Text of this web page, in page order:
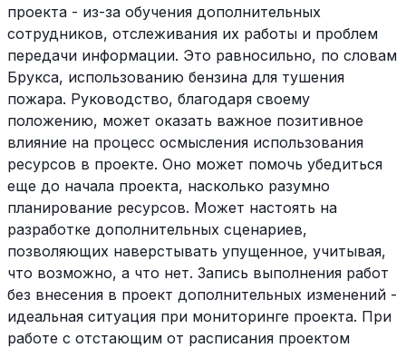
проекта - из-за обучения дополнительных
сотрудников, отслеживания их работы и проблем
передачи информации. Это равносильно, по словам
Брукса, использованию бензина для тушения
пожара. Руководство, благодаря своему
положению, может оказать важное позитивное
влияние на процесс осмысления использования
ресурсов в проекте. Оно может помочь убедиться
еще до начала проекта, насколько разумно
планирование ресурсов. Может настоять на
разработке дополнительных сценариев,
позволяющих наверстывать упущенное, учитывая,
что возможно, а что нет. Запись выполнения работ
без внесения в проект дополнительных изменений -
идеальная ситуация при мониторинге проекта. При
работе с отстающим от расписания проектом